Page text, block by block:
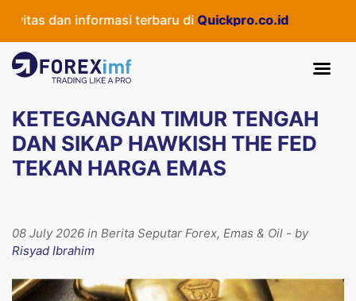
dan informasi terbaru di Quickpro.co.id
KETEGANGAN TIMUR TENGAH
DAN SIKAP HAWKISH THE FED
TEKAN HARGA EMAS
08 July 2026 in Berita Seputar Forex, Emas & Oil - by
Risyad Ibrahim